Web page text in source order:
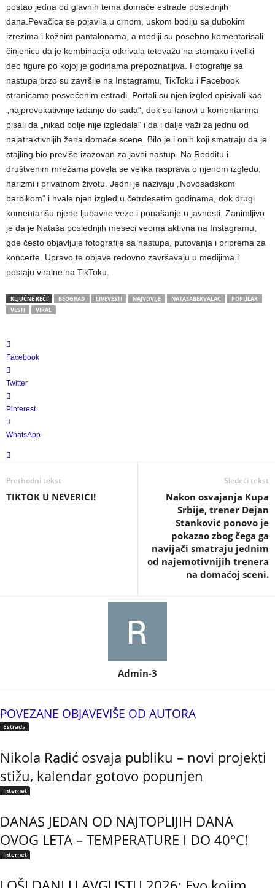
postao jedna od glavnih tema domaće estrade poslednjih
dana.Pevačica se pojavila u crnom, uskom bodiju sa dubokim
izrezima i kožnim pantalonama, a mediji su posebno komentarisali
činjenicu da je kombinacija otkrivala tetovažu na stomaku i veliki
deo figure po kojoj je godinama prepoznatljiva. Fotografije sa
nastupa brzo su završile na Instagramu, TikToku i Facebook
stranicama posvećenim estradi. Portali su njen izgled opisivali kao
„najprovokativnije izdanje do sada“, dok su fanovi u komentarima
pisali da „nikad bolje nije izgledala“ i da i dalje važi za jednu od
najatraktivnijih žena domaće scene. Bilo je i onih koji smatraju da je
stajling bio previše izazovan za javni nastup. Na Redditu i
društvenim mrežama povela se velika rasprava o njenom izgledu,
harizmi i privatnom životu. Jedni je nazivaju „Novosadskom
barbikom“ i hvale njen izgled u četrdesetim godinama, dok drugi
komentarišu njene ljubavne veze i ponašanje u javnosti. Zanimljivo
je da je Nataša poslednjih meseci veoma aktivna na Instagramu,
gde često objavljuje fotografije sa nastupa, putovanja i priprema za
koncerte. Upravo te objave redovno završavaju u medijima i
postaju viralne na TikToku.
KLJUČNE REČI BEOGRAD LIVEVESTI NAJVOVIJE NATASABEKVALAC
POPULAR
VESTI
VIRAL
Facebook
Twitter
Pinterest
WhatsApp
Prethodni tekst
TIKTOK U NEVERICI!
Sledeći tekst
Nakon osvajanja Kupa
Srbije, trener Dejan
Stanković ponovo je
pokazao zbog čega ga
navijači smatraju jednim
od najemotivnijih trenera
na domaćoj sceni.
Admin-3
POVEZANE OBJAVEVIŠE OD AUTORA
Estrada
Nikola Radić osvaja publiku – novi projekti
stižu, kalendar gotovo popunjen
Internet
DANAS JEDAN OD NAJTOPLIJIH DANA
OVOG LETA – TEMPERATURE I DO 40°C!
Internet